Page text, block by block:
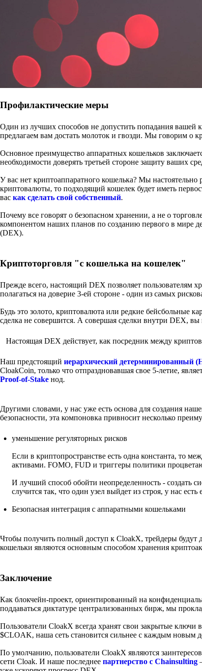
Профилактические меры
Один из лучших способов не допустить попадания вашей
предлагаем вам достать молоток и гвозди. Мы говорим о
Основное преимущество аппаратных кошельков
необходимости доверять третьей стороне защиту ваших
У вас нет криптоаппаратного кошелька? Мы настоятельно
криптовалюты, то подходящий кошелек будет иметь
вас как сделать свой собственный.
Почему все говорят о безопасном хранении, а не о
компонентом наших планов по созданию первого в мире
(DEX).
Криптоторговля "с кошелька на кошелек"
Прежде всего, настоящий DEX позволяет пользователям
полагаться на доверие 3-ей стороне - один из самых
Будь это золото, криптовалюта или редкие бейсбольные
сделка не совершится. А совершая сделки внутри DEX, вы
Настоящая DEX действует, как посредник между
Наш предстоящий иерархический детерминированный
CloakCoin, только что отпраздновавшая свое 5-летие,
Proof-of-Stake нод.
Другими словами, у нас уже есть основа для создания
безопасности, эта компоновка привносит несколько
уменьшение регуляторных рисков
Если в криптопространстве есть одна константа, то
активами. FOMO, FUD и триггеры политики
И лучший способ обойти неопределенность - создать
случится так, что один узел выйдет из строя, у нас
Безопасная интеграция с аппаратными кошельками
Чтобы получить полный доступ к CloakX, трейдеры
кошельки являются основным способом хранения
Заключение
Как блокчейн-проект, ориентированный на
поддаваться диктатуре централизованных бирж, мы
Пользователи CloakX всегда хранят свои закрытые
$CLOAK, наша сеть становится сильнее с каждым новым
По умолчанию, пользователи CloakX являются
сети Cloak. И наше последнее партнерство с Chainsulting